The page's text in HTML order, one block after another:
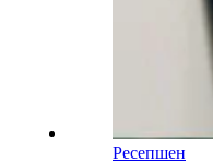
Ресепшен